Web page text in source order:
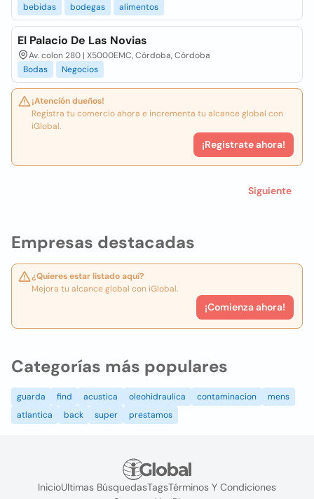
Empresas destacadas
¿Quieres estar listado aquí?
Mejora tu alcance global con iGlobal.
¡Comienza ahora!
bebidas
bodegas alimentos
El Palacio De Las Novias
Av. colon 280 | X5000EMC, Córdoba, Córdoba
Bodas
Negocios
¡Atención dueños!
Registra tu comercio ahora e incrementa tu alcance global con
iGlobal.
¡Registrate ahora!
Siguiente
Categorías más populares
guarda find acustica oleohidraulica contaminacion
mens
atlantica
back super prestamos
InicioUltimas BúsquedasTagsTérminos Y Condiciones